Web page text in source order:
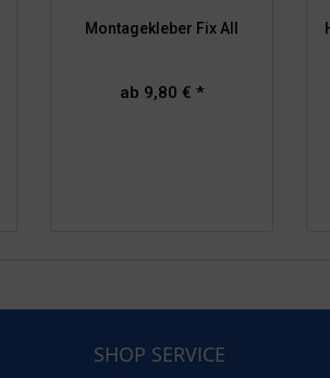
Montagekleber Fix All
ab 9,80 € *
SHOP SERVICE